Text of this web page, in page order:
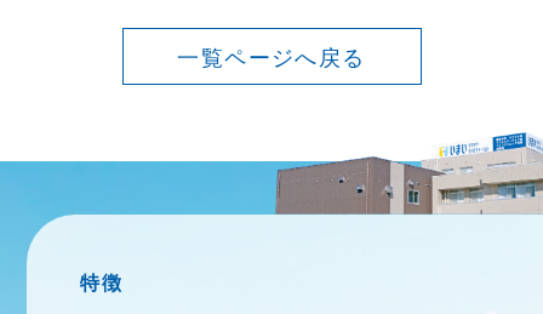
一覧ページへ戻る
特徴